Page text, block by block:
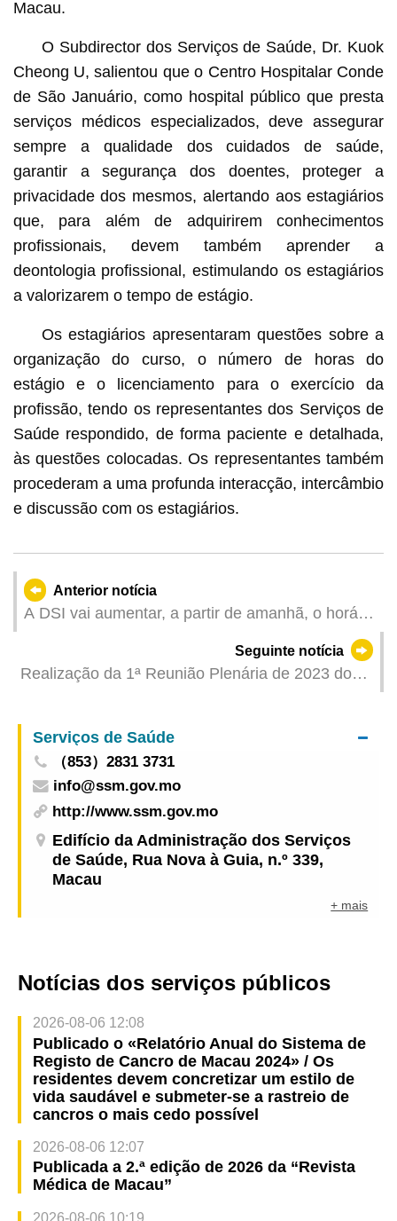
Macau.
O Subdirector dos Serviços de Saúde, Dr. Kuok
Cheong U, salientou que o Centro Hospitalar Conde
de São Januário, como hospital público que presta
serviços médicos especializados, deve assegurar
sempre a qualidade dos cuidados de saúde,
garantir a segurança dos doentes, proteger a
privacidade dos mesmos, alertando aos estagiários
que, para além de adquirirem conhecimentos
profissionais, devem também aprender a
deontologia profissional, estimulando os estagiários
a valorizarem o tempo de estágio.
Os estagiários apresentaram questões sobre a
organização do curso, o número de horas do
estágio e o licenciamento para o exercício da
profissão, tendo os representantes dos Serviços de
Saúde respondido, de forma paciente e detalhada,
às questões colocadas. Os representantes também
procederam a uma profunda interacção, intercâmbio
e discussão com os estagiários.
Anterior notícia
A DSI vai aumentar, a partir de amanhã, o horário
mantendo em funcionamento aos sábados e
domingos através do apoio interdepartamental
Seguinte notícia
Realização da 1ª Reunião Plenária de 2023 do
Serviços de Saúde
（853）2831 3731
info@ssm.gov.mo
http://www.ssm.gov.mo
Edifício da Administração dos Serviços
de Saúde, Rua Nova à Guia, n.º 339,
Macau
+ mais
Notícias dos serviços públicos
2026-08-06 12:08
Publicado o «Relatório Anual do Sistema de
Registo de Cancro de Macau 2024» / Os
residentes devem concretizar um estilo de
vida saudável e submeter-se a rastreio de
cancros o mais cedo possível
2026-08-06 12:07
Publicada a 2.ª edição de 2026 da “Revista
Médica de Macau”
2026-08-06 10:19